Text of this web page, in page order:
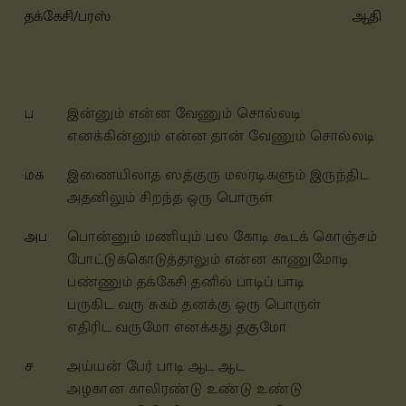
தக்கேசி/பரஸ் ஆதி
ப
இன்னும் என்ன வேணும் சொல்லடி
எனக்கின்னும் என்ன தான் வேணும் சொல்லடி
மக
இணையிலாத ஸத்குரு மலரடிகளும் இருந்திட
அதனிலும் சிறந்த ஒரு பொருள்
அப
பொன்னும் மணியும் பல கோடி கூடக் கொஞ்சம்
போட்டுக்கொடுத்தாலும் என்ன காணுமோடி
பண்ணும் தக்கேசி தனில் பாடிப் பாடி
பருகிட வரு சுகம் தனக்கு ஒரு பொருள்
எதிரிட வருமோ எனக்கது தகுமோ
ச
அய்யன் பேர் பாடி ஆட ஆட
அழகான காலிரண்டு உண்டு உண்டு